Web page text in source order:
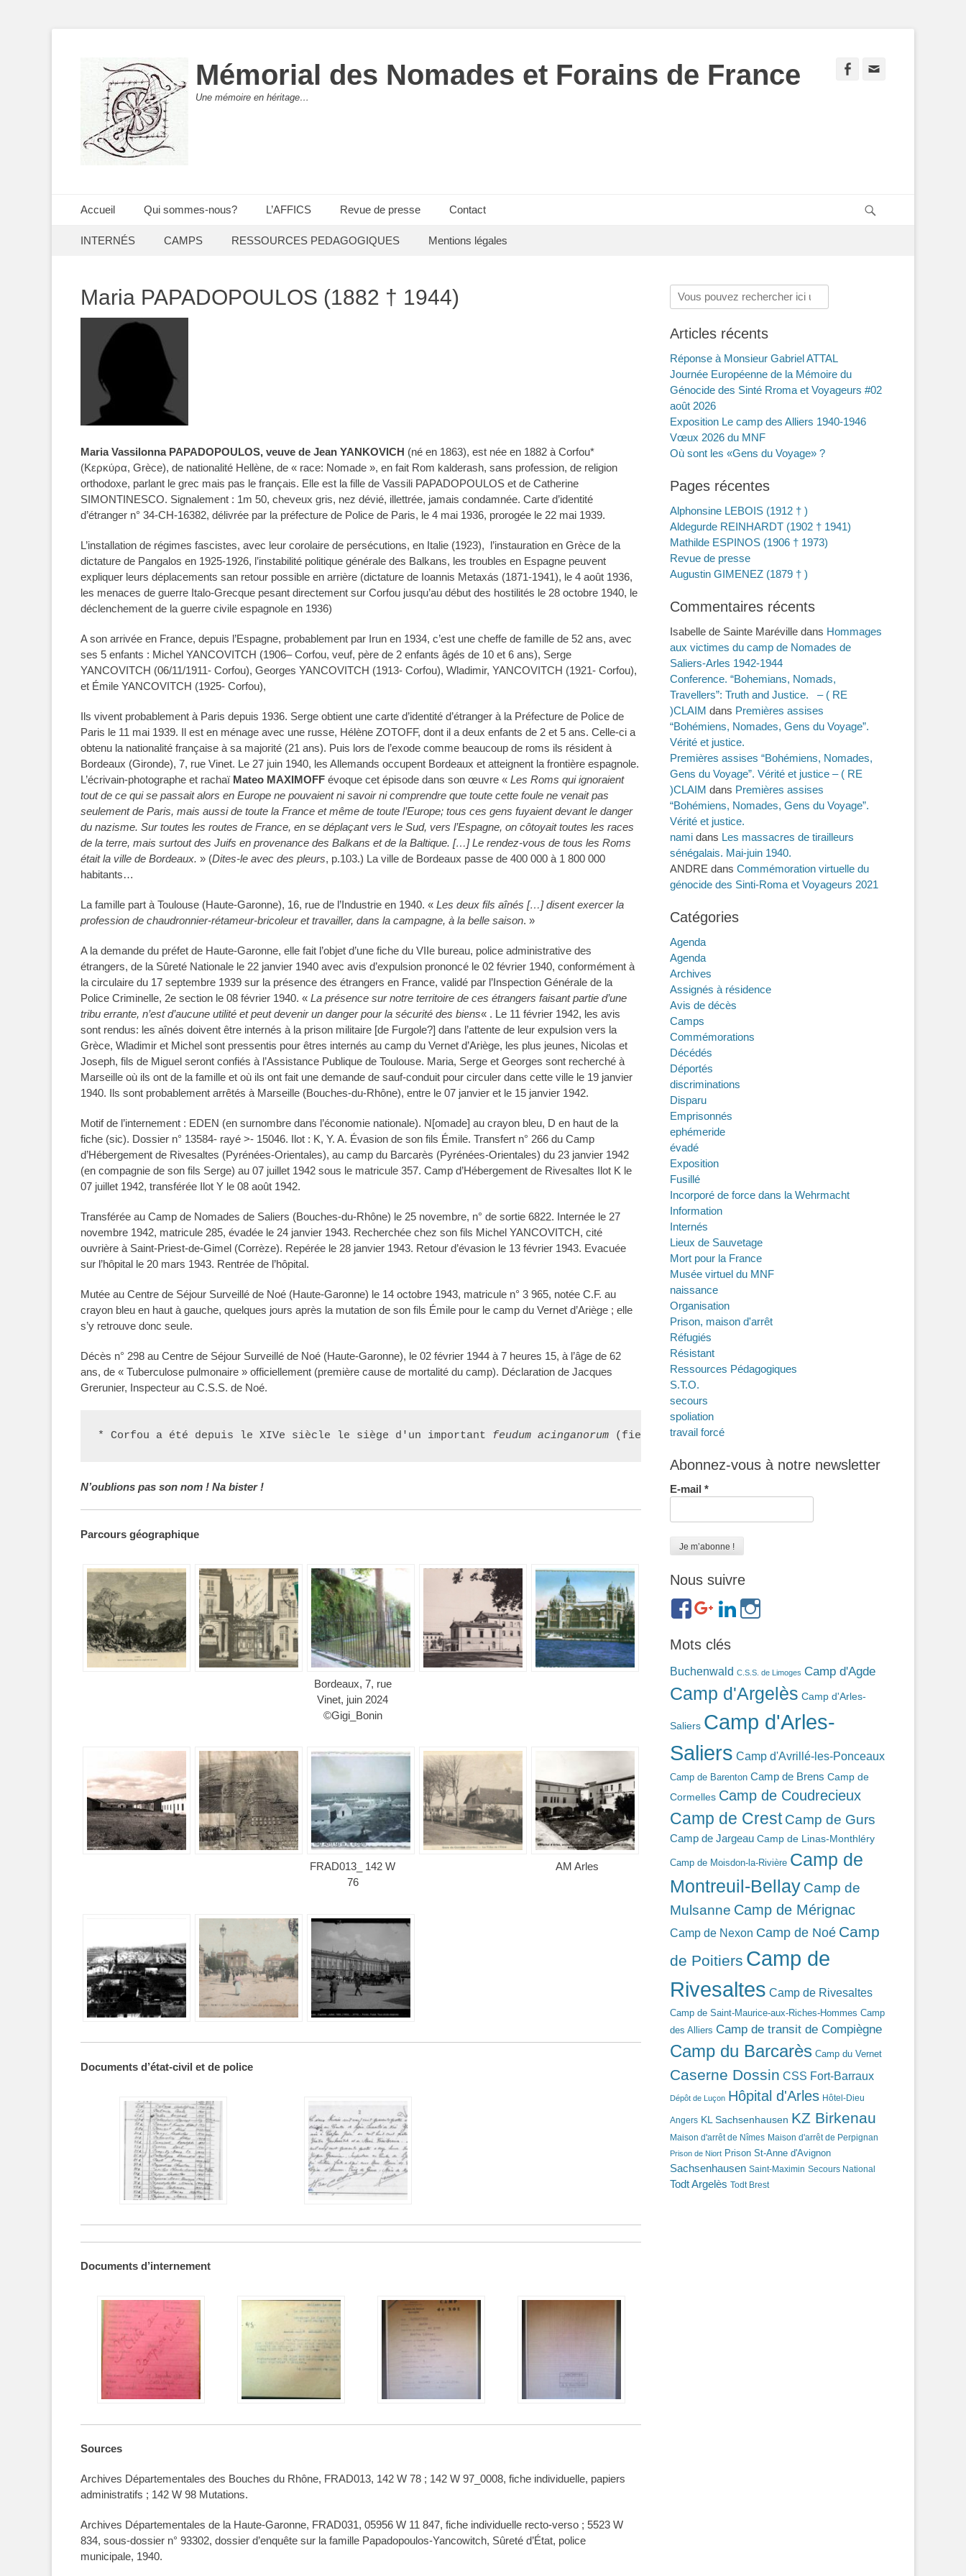
Mémorial des Nomades et Forains de France
Une mémoire en héritage…
Facebook
Menu principal
Accueil Qui sommes-nous? L’AFFICS Revue de presse Contact
Menu secondaire
INTERNÉS CAMPS RESSOURCES PEDAGOGIQUES Mentions légales
Maria PAPADOPOULOS (1882 † 1944)
Maria Vassilonna PAPADOPOULOS, veuve de Jean YANKOVICH (né en 1863), est née en 1882 à Corfou*
(Κερκύρα, Grèce), de nationalité Hellène, de « race: Nomade », en fait Rom kalderash, sans profession, de religion
orthodoxe, parlant le grec mais pas le français. Elle est la fille de Vassili PAPADOPOULOS et de Catherine
SIMONTINESCO. Signalement : 1m 50, cheveux gris, nez dévié, illettrée, jamais condamnée. Carte d’identité
d’étranger n° 34-CH-16382, délivrée par la préfecture de Police de Paris, le 4 mai 1936, prorogée le 22 mai 1939.
L’installation de régimes fascistes, avec leur corolaire de persécutions, en Italie (1923), l’instauration en Grèce de la
dictature de Pangalos en 1925-1926, l’instabilité politique générale des Balkans, les troubles en Espagne peuvent
expliquer leurs déplacements san retour possible en arrière (dictature de Ioannis Metaxás (1871-1941), le 4 août 1936,
les menaces de guerre Italo-Grecque pesant directement sur Corfou jusqu’au début des hostilités le 28 octobre 1940, le
déclenchement de la guerre civile espagnole en 1936)
A son arrivée en France, depuis l’Espagne, probablement par Irun en 1934, c’est une cheffe de famille de 52 ans, avec
ses 5 enfants : Michel YANCOVITCH (1906– Corfou, veuf, père de 2 enfants âgés de 10 et 6 ans), Serge
YANCOVITCH (06/11/1911- Corfou), Georges YANCOVITCH (1913- Corfou), Wladimir, YANCOVITCH (1921- Corfou),
et Émile YANCOVITCH (1925- Corfou),
Ils vivent probablement à Paris depuis 1936. Serge obtient une carte d’identité d’étranger à la Préfecture de Police de
Paris le 11 mai 1939. Il est en ménage avec une russe, Hélène ZOTOFF, dont il a deux enfants de 2 et 5 ans. Celle-ci a
obtenu la nationalité française à sa majorité (21 ans). Puis lors de l’exode comme beaucoup de roms ils résident à
Bordeaux (Gironde), 7, rue Vinet. Le 27 juin 1940, les Allemands occupent Bordeaux et atteignent la frontière espagnole.
L’écrivain-photographe et rachaï Mateo MAXIMOFF évoque cet épisode dans son œuvre « Les Roms qui ignoraient
tout de ce qui se passait alors en Europe ne pouvaient ni savoir ni comprendre que toute cette foule ne venait pas
seulement de Paris, mais aussi de toute la France et même de toute l’Europe; tous ces gens fuyaient devant le danger
du nazisme. Sur toutes les routes de France, en se déplaçant vers le Sud, vers l’Espagne, on côtoyait toutes les races
de la terre, mais surtout des Juifs en provenance des Balkans et de la Baltique. […] Le rendez-vous de tous les Roms
était la ville de Bordeaux. » (Dites-le avec des pleurs, p.103.) La ville de Bordeaux passe de 400 000 à 1 800 000
habitants…
La famille part à Toulouse (Haute-Garonne), 16, rue de l’Industrie en 1940. « Les deux fils aînés […] disent exercer la
profession de chaudronnier-rétameur-bricoleur et travailler, dans la campagne, à la belle saison. »
A la demande du préfet de Haute-Garonne, elle fait l’objet d’une fiche du VIIe bureau, police administrative des
étrangers, de la Sûreté Nationale le 22 janvier 1940 avec avis d’expulsion prononcé le 02 février 1940, conformément à
la circulaire du 17 septembre 1939 sur la présence des étrangers en France, validé par l’Inspection Générale de la
Police Criminelle, 2e section le 08 février 1940. « La présence sur notre territoire de ces étrangers faisant partie d’une
tribu errante, n’est d’aucune utilité et peut devenir un danger pour la sécurité des biens« . Le 11 février 1942, les avis
sont rendus: les aînés doivent être internés à la prison militaire [de Furgole?] dans l’attente de leur expulsion vers la
Grèce, Wladimir et Michel sont pressentis pour êtres internés au camp du Vernet d’Ariège, les plus jeunes, Nicolas et
Joseph, fils de Miguel seront confiés à l’Assistance Publique de Toulouse. Maria, Serge et Georges sont recherché à
Marseille où ils ont de la famille et où ils ont fait une demande de sauf-conduit pour circuler dans cette ville le 19 janvier
1940. Ils sont probablement arrêtés à Marseille (Bouches-du-Rhône), entre le 07 janvier et le 15 janvier 1942.
Motif de l’internement : EDEN (en surnombre dans l’économie nationale). N[omade] au crayon bleu, D en haut de la
fiche (sic). Dossier n° 13584- rayé >- 15046. Ilot : K, Y. A. Évasion de son fils Émile. Transfert n° 266 du Camp
d’Hébergement de Rivesaltes (Pyrénées-Orientales), au camp du Barcarès (Pyrénées-Orientales) du 23 janvier 1942
(en compagnie de son fils Serge) au 07 juillet 1942 sous le matricule 357. Camp d’Hébergement de Rivesaltes Ilot K le
07 juillet 1942, transférée Ilot Y le 08 août 1942.
Transférée au Camp de Nomades de Saliers (Bouches-du-Rhône) le 25 novembre, n° de sortie 6822. Internée le 27
novembre 1942, matricule 285, évadée le 24 janvier 1943. Recherchée chez son fils Michel YANCOVITCH, cité
ouvrière à Saint-Priest-de-Gimel (Corrèze). Repérée le 28 janvier 1943. Retour d’évasion le 13 février 1943. Evacuée
sur l’hôpital le 20 mars 1943. Rentrée de l’hôpital.
Mutée au Centre de Séjour Surveillé de Noé (Haute-Garonne) le 14 octobre 1943, matricule n° 3 965, notée C.F. au
crayon bleu en haut à gauche, quelques jours après la mutation de son fils Émile pour le camp du Vernet d’Ariège ; elle
s’y retrouve donc seule.
Décès n° 298 au Centre de Séjour Surveillé de Noé (Haute-Garonne), le 02 février 1944 à 7 heures 15, à l’âge de 62
ans, de « Tuberculose pulmonaire » officiellement (première cause de mortalité du camp). Déclaration de Jacques
Grerunier, Inspecteur au C.S.S. de Noé.
* Corfou a été depuis le XIVe siècle le siège d'un important feudum acinganorum (fief Άτσίγγανοι, athinganoi, selon la terminologie
N’oublions pas son nom ! Na bister !
Parcours géographique
Bordeaux, 7, rue
Vinet, juin 2024
©Gigi_Bonin
FRAD013_ 142 W
76
AM Arles
Documents d’état-civil et de police
Documents d’internement
Sources
Archives Départementales des Bouches du Rhône, FRAD013, 142 W 78 ; 142 W 97_0008, fiche individuelle, papiers
administratifs ; 142 W 98 Mutations.
Archives Départementales de la Haute-Garonne, FRAD031, 05956 W 11 847, fiche individuelle recto-verso ; 5523 W
834, sous-dossier n° 93302, dossier d’enquête sur la famille Papadopoulos-Yancowitch, Sûreté d’État, police
municipale, 1940.
Rechercher :
Articles récents
Réponse à Monsieur Gabriel ATTAL
Journée Européenne de la Mémoire du
Génocide des Sinté Rroma et Voyageurs #02
août 2026
Exposition Le camp des Alliers 1940-1946
Vœux 2026 du MNF
Où sont les «Gens du Voyage» ?
Pages récentes
Alphonsine LEBOIS (1912 † )
Aldegurde REINHARDT (1902 † 1941)
Mathilde ESPINOS (1906 † 1973)
Revue de presse
Augustin GIMENEZ (1879 † )
Commentaires récents
Isabelle de Sainte Maréville dans Hommages
aux victimes du camp de Nomades de
Saliers-Arles 1942-1944
Conference. “Bohemians, Nomads,
Travellers”: Truth and Justice. – ( RE
)CLAIM dans Premières assises
“Bohémiens, Nomades, Gens du Voyage”.
Vérité et justice.
Premières assises “Bohémiens, Nomades,
Gens du Voyage”. Vérité et justice – ( RE
)CLAIM dans Premières assises
“Bohémiens, Nomades, Gens du Voyage”.
Vérité et justice.
nami dans Les massacres de tirailleurs
sénégalais. Mai-juin 1940.
ANDRE dans Commémoration virtuelle du
génocide des Sinti-Roma et Voyageurs 2021
Catégories
Agenda
Agenda
Archives
Assignés à résidence
Avis de décès
Camps
Commémorations
Décédés
Déportés
discriminations
Disparu
Emprisonnés
ephémeride
évadé
Exposition
Fusillé
Incorporé de force dans la Wehrmacht
Information
Internés
Lieux de Sauvetage
Mort pour la France
Musée virtuel du MNF
naissance
Organisation
Prison, maison d'arrêt
Réfugiés
Résistant
Ressources Pédagogiques
S.T.O.
secours
spoliation
travail forcé
Abonnez-vous à notre newsletter
E-mail *
Nous suivre
https://www.facebook.com/groups/
ref=br_rs
https://plus.google.com/b/114372604835066525589/
https://www.linkedin.com/in/gigi-
bonin-
Mots clés
Buchenwald C.S.S. de Limoges Camp d'Agde
Camp d'Argelès Camp d'Arles-
Saliers Camp d'Arles-
Saliers Camp d'Avrillé-les-Ponceaux
Camp de Barenton Camp de Brens Camp de
Cormelles Camp de Coudrecieux
Camp de Crest Camp de Gurs
Camp de Jargeau Camp de Linas-Monthléry
Camp de Moisdon-la-Rivière Camp de
Montreuil-Bellay Camp de
Mulsanne Camp de Mérignac
Camp de Nexon Camp de Noé Camp
de Poitiers Camp de
Rivesaltes Camp de Rivesaltes
Camp de Saint-Maurice-aux-Riches-Hommes Camp
des Alliers Camp de transit de Compiègne
Camp du Barcarès Camp du Vernet
Caserne Dossin CSS Fort-Barraux
Dépôt de Luçon Hôpital d'Arles Hôtel-Dieu
Angers KL Sachsenhausen KZ Birkenau
Maison d'arrêt de Nîmes Maison d'arrêt de Perpignan
Prison de Niort Prison St-Anne d'Avignon
Sachsenhausen Saint-Maximin Secours National
Todt Argelès Todt Brest